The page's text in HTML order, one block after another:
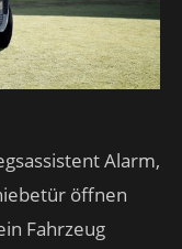
Alarm,
öffnen
Fahrzeug